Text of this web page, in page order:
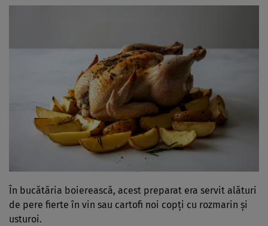
În bucătăria boierească, acest preparat era servit alături
de pere fierte în vin sau cartofi noi copți cu rozmarin și
usturoi.